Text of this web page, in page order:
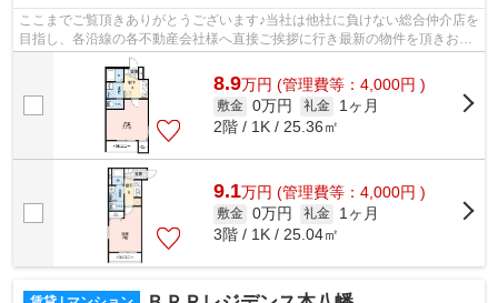
ここまでご覧頂きありがとうございます♪当社は他社に負けない総合仲介店を
目指し、各沿線の各不動産会社様へ直接ご挨拶に行き最新の物件を頂きお客
様へ提供しております！最新の情報は...
8.9万円 (管理費等：4,000円 )
敷金 0万円 礼金
1ヶ月
2階 / 1K / 25.36㎡
9.1万円 (管理費等：4,000円 )
敷金 0万円 礼金
1ヶ月
3階 / 1K / 25.04㎡